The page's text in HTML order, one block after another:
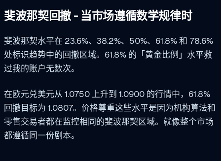
斐波那契回撤 - 当市场遵循数学规律时
斐波那契水平在 23.6%、38.2%、50%、61.8% 和 78.6%
处标识趋势中的回撤区域。61.8% 的「黄金比例」水平救
过我的账户无数次。
在欧元兑美元从 1.0750 上升到 1.0900 的行情中，61.8%
回撤目标为 1.0807。价格尊重这些水平是因为机构算法和
零售交易者都在监控相同的斐波那契区域。就像整个市场
都遵循同一份剧本。